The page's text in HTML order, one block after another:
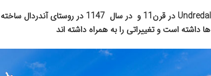
داشته است و تغییراتی را به همراه داشته اند